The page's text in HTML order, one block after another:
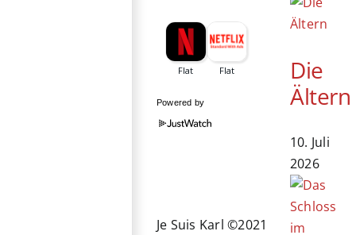
Powered by
Je Suis Karl ©2021
Die
Ältern
10. Juli
2026